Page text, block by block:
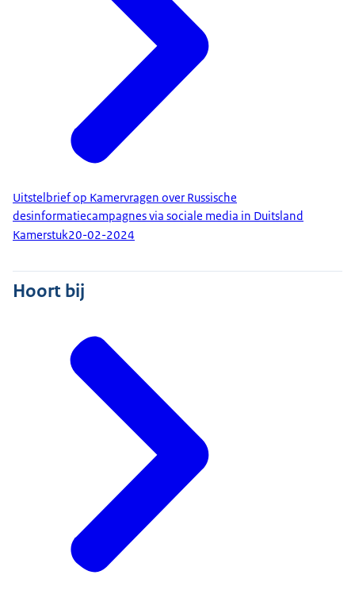
Uitstelbrief op Kamervragen over Russische
desinformatiecampagnes via sociale media in Duitsland
Kamerstuk20-02-2024
Hoort bij